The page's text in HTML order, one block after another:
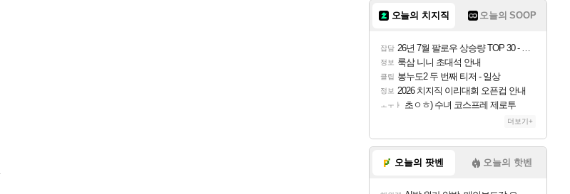
오늘의 치지직 오늘의 SOOP
잡담 26년 7월 팔로우 상승량 TOP 30 - 월간 치지직
정보 룩삼 니니 초대석 안내
클립 봉누도2 두 번째 티저 - 일상
정보 2026 치지직 이리대회 오픈컵 안내
ㅗㅜㅑ 초ㅇㅎ) 수녀 코스프레 제로투
더보기+
오늘의 팟벤 오늘의 핫벤